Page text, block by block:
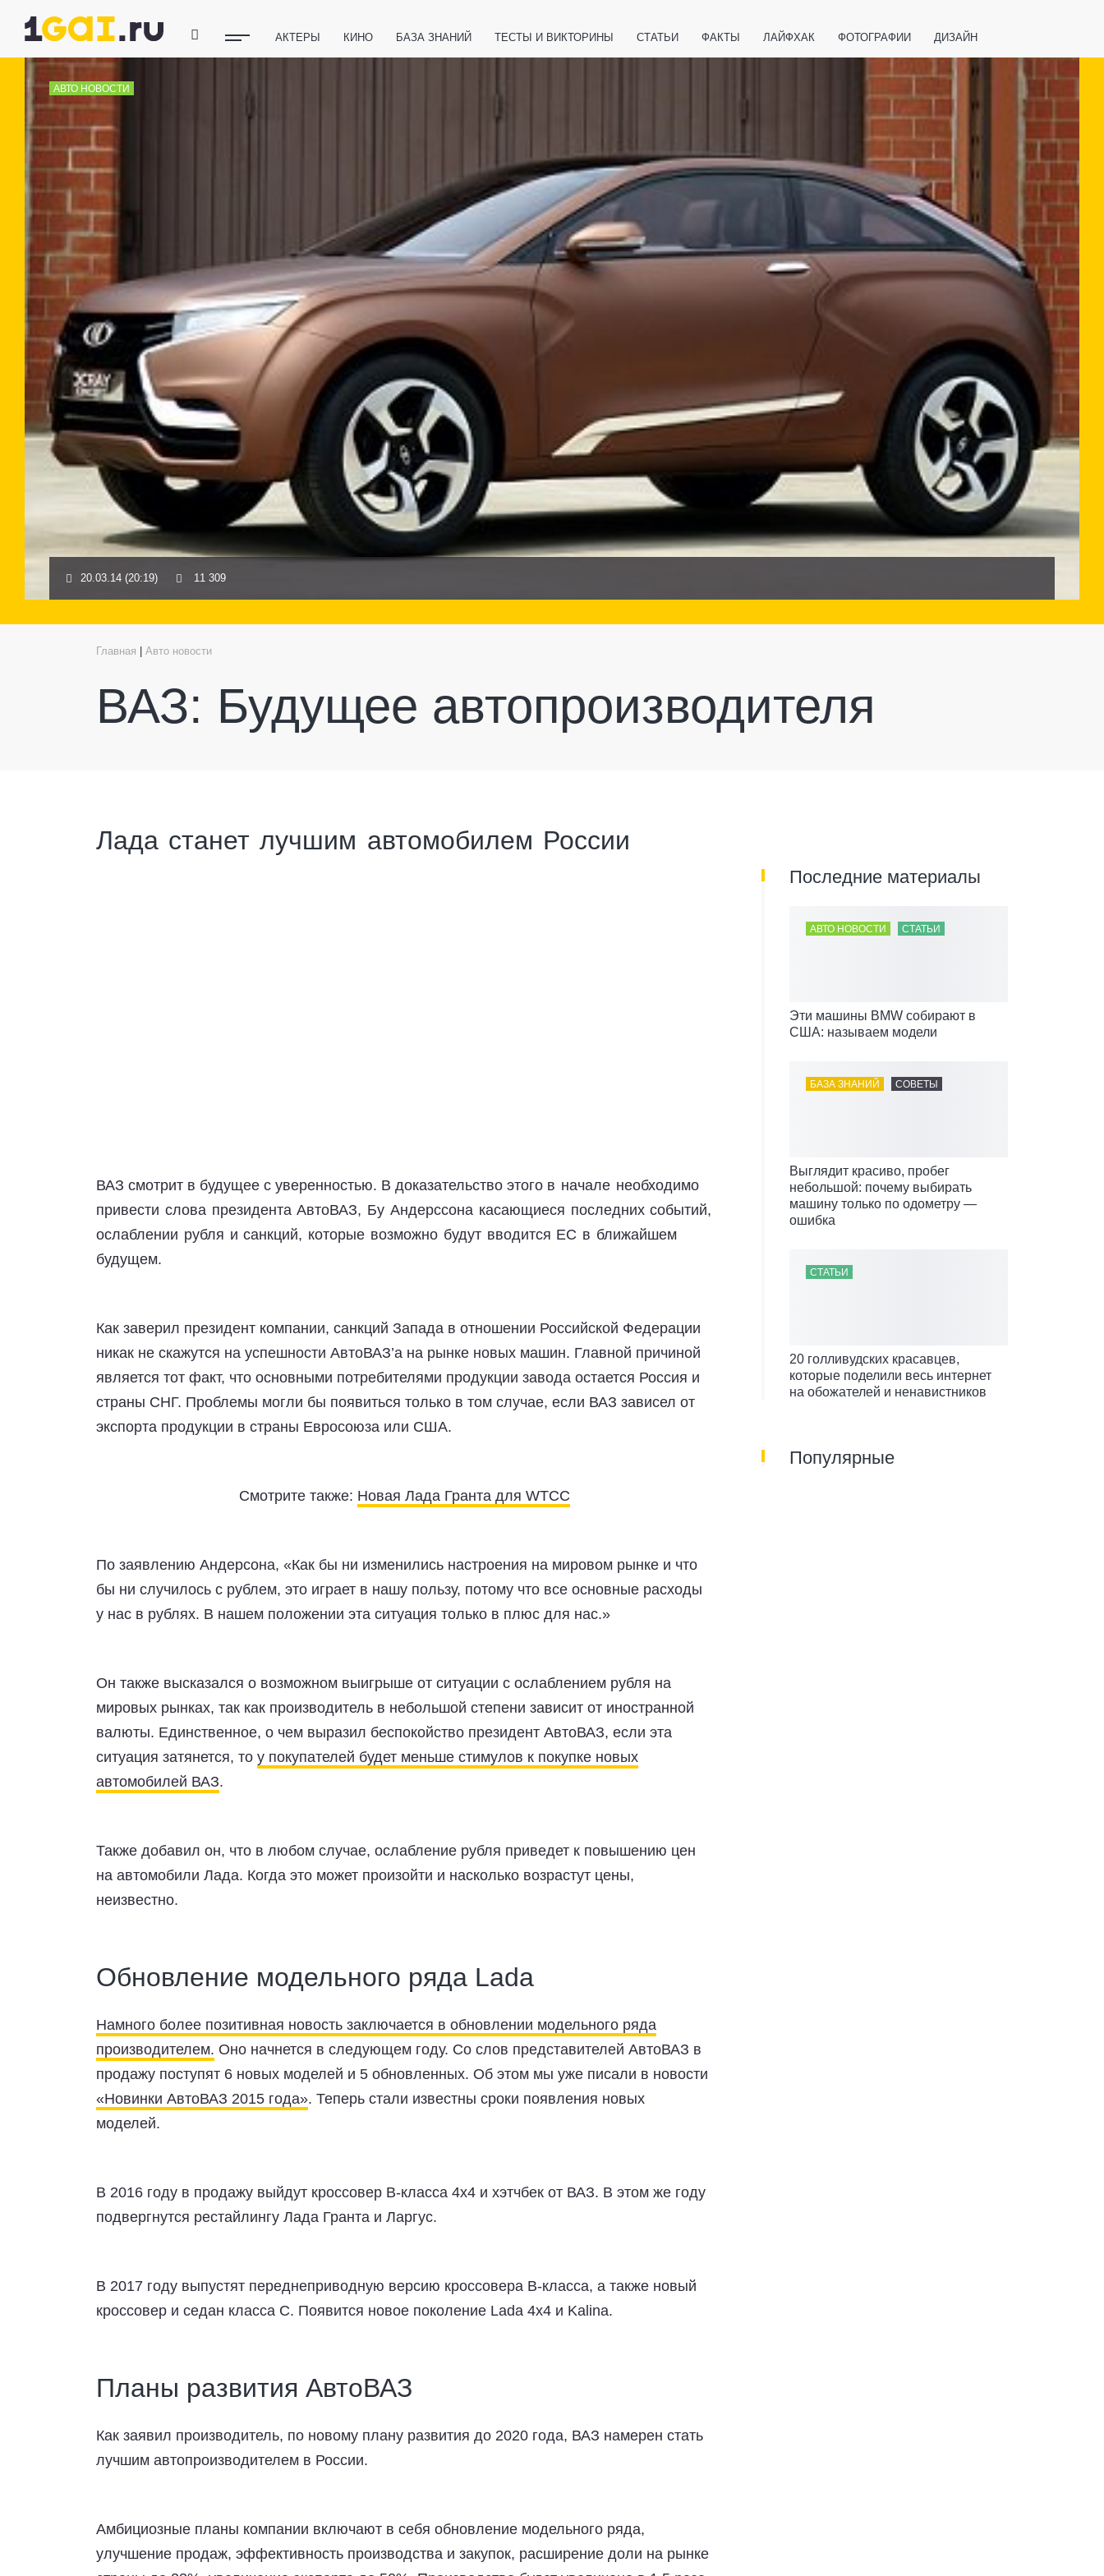
АКТЕРЫ КИНО БАЗА ЗНАНИЙ ТЕСТЫ И ВИКТОРИНЫ СТАТЬИ ФАКТЫ ЛАЙФХАК ФОТОГРАФИИ ДИЗАЙН
СМАРТФОНЫ
АВТО НОВОСТИ
20.03.14 (20:19) 11 309
Главная Авто новости
ВАЗ: Будущее автопроизводителя
Лада станет лучшим автомобилем России
ВАЗ смотрит в будущее с уверенностью. В доказательство этого в начале необходимо
привести слова президента АвтоВАЗ, Бу Андерссона касающиеся последних событий,
ослаблении рубля и санкций, которые возможно будут вводится ЕС в ближайшем
будущем.
Как заверил президент компании, санкций Запада в отношении Российской Федерации
никак не скажутся на успешности АвтоВАЗ’а на рынке новых машин. Главной причиной
является тот факт, что основными потребителями продукции завода остается Россия и
страны СНГ. Проблемы могли бы появиться только в том случае, если ВАЗ зависел от
экспорта продукции в страны Евросоюза или США.
Смотрите также: Новая Лада Гранта для WTCC
По заявлению Андерсона, «Как бы ни изменились настроения на мировом рынке и что
бы ни случилось с рублем, это играет в нашу пользу, потому что все основные расходы
у нас в рублях. В нашем положении эта ситуация только в плюс для нас.»
Он также высказался о возможном выигрыше от ситуации с ослаблением рубля на
мировых рынках, так как производитель в небольшой степени зависит от иностранной
валюты. Единственное, о чем выразил беспокойство президент АвтоВАЗ, если эта
ситуация затянется, то у покупателей будет меньше стимулов к покупке новых
автомобилей ВАЗ.
Также добавил он, что в любом случае, ослабление рубля приведет к повышению цен
на автомобили Лада. Когда это может произойти и насколько возрастут цены,
неизвестно.
Обновление модельного ряда Lada
Намного более позитивная новость заключается в обновлении модельного ряда
производителем. Оно начнется в следующем году. Со слов представителей АвтоВАЗ в
продажу поступят 6 новых моделей и 5 обновленных. Об этом мы уже писали в новости
«Новинки АвтоВАЗ 2015 года». Теперь стали известны сроки появления новых
моделей.
В 2016 году в продажу выйдут кроссовер B-класса 4x4 и хэтчбек от ВАЗ. В этом же году
подвергнутся рестайлингу Лада Гранта и Ларгус.
В 2017 году выпустят переднеприводную версию кроссовера B-класса, а также новый
кроссовер и седан класса C. Появится новое поколение Lada 4x4 и Kalina.
Планы развития АвтоВАЗ
Как заявил производитель, по новому плану развития до 2020 года, ВАЗ намерен стать
лучшим автопроизводителем в России.
Амбициозные планы компании включают в себя обновление модельного ряда,
улучшение продаж, эффективность производства и закупок, расширение доли на рынке
Последние материалы
АВТО НОВОСТИ СТАТЬИ
Эти машины BMW собирают в
США: называем модели
БАЗА ЗНАНИЙ СОВЕТЫ
Выглядит красиво, пробег
небольшой: почему выбирать
машину только по одометру —
ошибка
СТАТЬИ
20 голливудских красавцев,
которые поделили весь интернет
на обожателей и ненавистников
Популярные